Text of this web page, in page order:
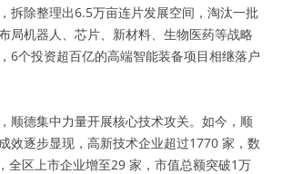
拆除整理出6.5万亩连片发展空间，淘汰一批
局机器人、芯片、新材料、生物医药等战略
6个投资超百亿的高端智能装备项目相继落户
顺德集中力量开展核心技术攻关。如今，顺
效逐步显现，高新技术企业超过1770 家，数
全区上市企业增至29 家，市值总额突破1万